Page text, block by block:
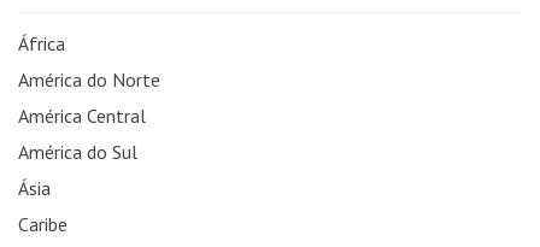
África
América do Norte
América Central
América do Sul
Ásia
Caribe